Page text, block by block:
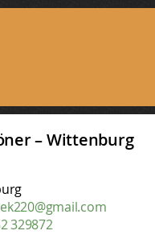
– Wittenburg
329872